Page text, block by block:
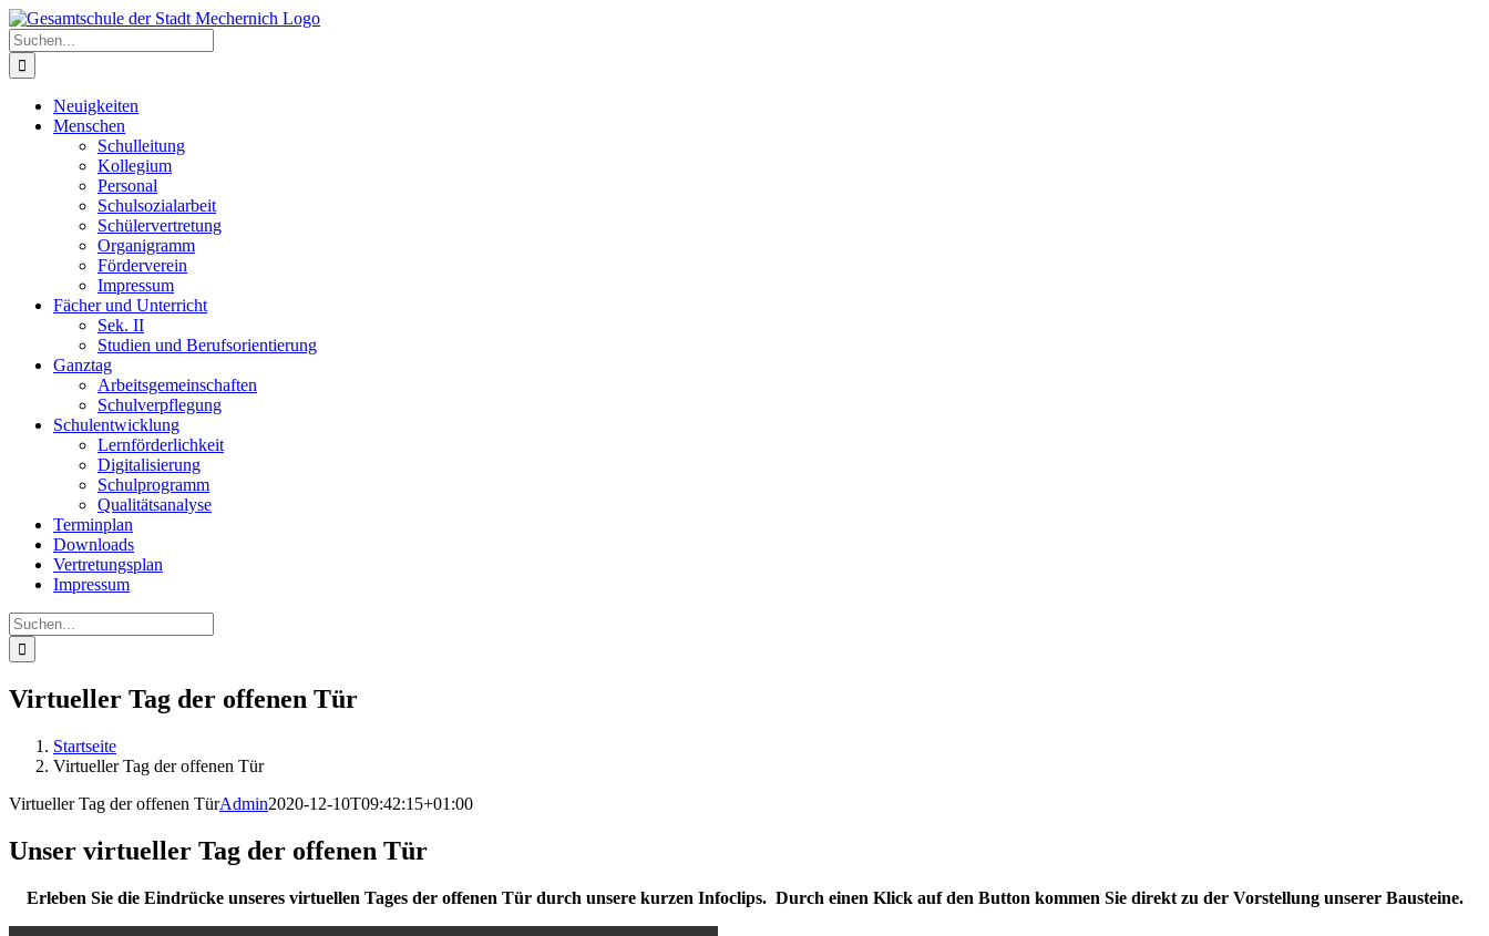
Zum
Inhalt
springen
Suche
nach:
Neuigkeiten
Menschen
Schulleitung
Kollegium
Personal
Schulsozialarbeit
Schülervertretung
Organigramm
Förderverein
Impressum
Fächer und Unterricht
Sek. II
Studien und Berufsorientierung
Ganztag
Arbeitsgemeinschaften
Schulverpflegung
Schulentwicklung
Lernförderlichkeit
Digitalisierung
Schulprogramm
Qualitätsanalyse
Terminplan
Downloads
Vertretungsplan
Impressum
Suche
nach:
Virtueller Tag der offenen Tür
Startseite
Virtueller Tag der offenen Tür
Virtueller Tag der offenen TürAdmin2020-12-10T09:42:15+01:00
Unser virtueller Tag der offenen Tür
Erleben Sie die Eindrücke unseres virtuellen Tages der offenen Tür durch unsere kurzen Infoclips. Durch einen Klick auf den Button kommen Sie direkt zu der Vorstellung unserer Bausteine.